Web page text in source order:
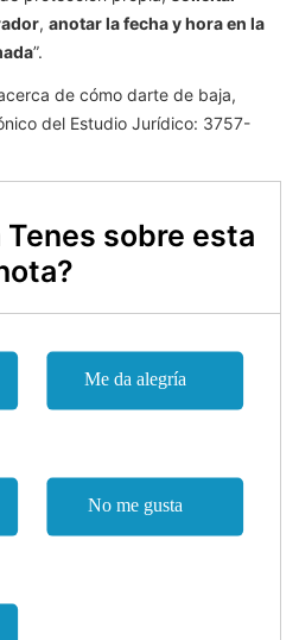
, anotar la fecha y hora en la
”.
de cómo darte de baja,
del Estudio Jurídico: 3757-
sobre esta